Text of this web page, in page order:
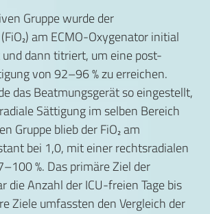
Gruppe wurde der
am ECMO-Oxygenator initial
dann titriert, um eine post-
von 92–96 % zu erreichen.
das Beatmungsgerät so eingestellt,
Sättigung im selben Bereich
Gruppe blieb der FiO₂ am
bei 1,0, mit einer rechtsradialen
%. Das primäre Ziel der
die Anzahl der ICU-freien Tage bis
Ziele umfassten den Vergleich der